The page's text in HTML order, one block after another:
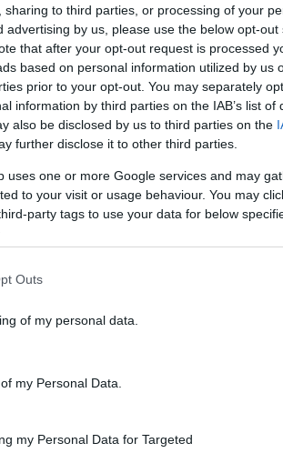
to third parties, or processing of your
advertising by us, please use the below opt-out
that after your opt-out request is processed
based on personal information utilized by us
prior to your opt-out. You may separately
information by third parties on the IAB’s list of
also be disclosed by us to third parties on the
further disclose it to other third parties.
uses one or more Google services and may
to your visit or usage behaviour. You may
party tags to use your data for below
Outs
of my personal data.
my Personal Data.
my Personal Data for Targeted
csalódottak vagyunk. De
pontot és onnantól lendületet
van egy célunk és nekünk
szervezni a csapat felállását
Solskjaer át is állt öt védős
a Bajnokok Ligájában
alkalommal elhódító Raphael
Victor Lindelöfhöz, amelyről a
problémáikat.
és a szélről érkező
belülre, négy védővel ez pedig
jól működött ennek az